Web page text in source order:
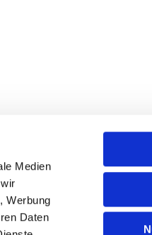
Medien
Werbung
Daten
hattingen-